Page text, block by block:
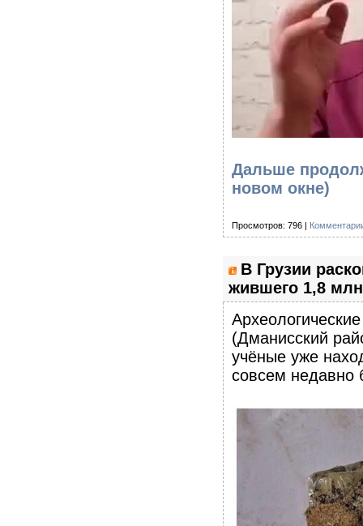
Дальше
новом окне)
Просмотров: 796 |
В Грузии
жившего 1,8
(Дманисский
учёные уже
совсем недавно